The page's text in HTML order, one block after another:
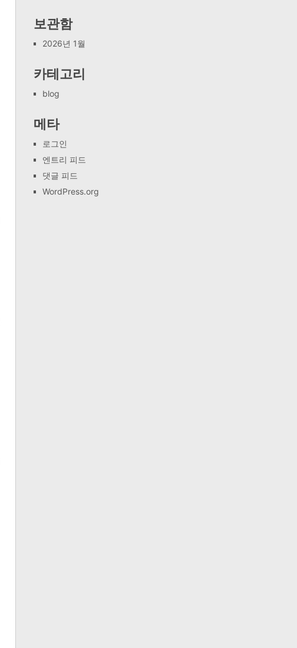
보관함
2026년 1월
카테고리
blog
메타
로그인
엔트리 피드
댓글 피드
WordPress.org